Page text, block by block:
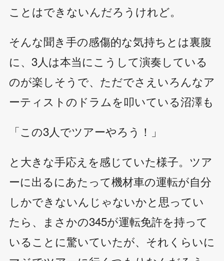
ことはできないんだろうけれど。
そんな聞き手の感傷的な気持ちとは裏腹
に、3人は本当にこうして演奏している
のが楽しそうで、ただでさえいろんなア
ーティストのドラムを叩いている沼澤も
「この3人でツアーやろう！」
と大きな手応えを感じていた様子。ツア
ーに出るにあたって機材車の運転が自分
しかできないんじゃないかと思ってい
たら、まさかの345が運転免許を持って
いることに驚いていたが、それくらいに